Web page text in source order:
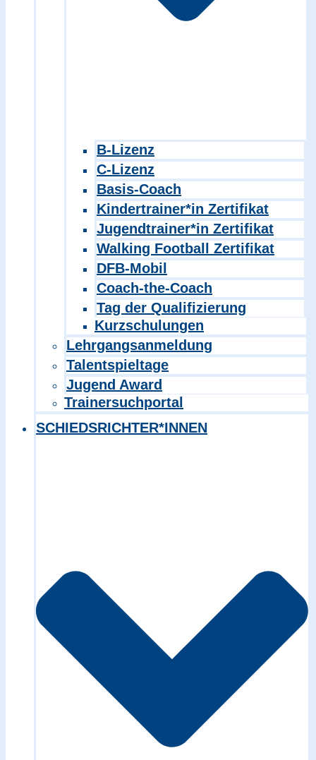
B-Lizenz
C-Lizenz
Basis-Coach
Kindertrainer*in Zertifikat
Jugendtrainer*in Zertifikat
Walking Football Zertifikat
DFB-Mobil
Coach-the-Coach
Tag der Qualifizierung
Kurzschulungen
Lehrgangsanmeldung
Talentspieltage
Jugend Award
Trainersuchportal
SCHIEDSRICHTER*INNEN